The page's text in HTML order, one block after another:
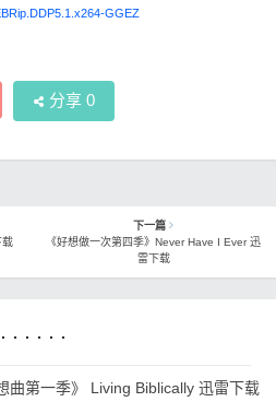
GGEZ
分享 0
载
下一篇
《好想做一次第四季》Never Have I Ever 迅
雷下载
· · · ·
曲第一季》 Living Biblically 迅雷下载